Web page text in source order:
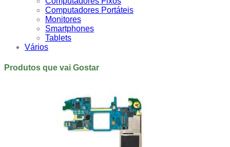
Computadores Portáteis
Monitores
Smartphones
Tablets
Vários
Produtos que vai Gostar